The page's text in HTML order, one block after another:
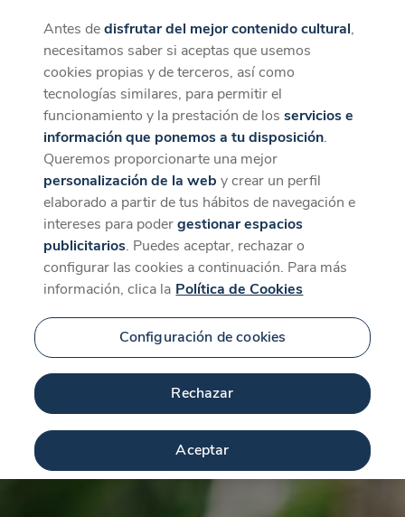
CaixaForum+
La mejor experiencia desde la App
Descargar
Antes dedisfrutar del mejor contenido cultural,
necesitamos saber si aceptas que usemos
cookies propias y de terceros, así como
tecnologías similares, para permitir el
funcionamiento y la prestación de losservicios e
información que ponemos a tu disposición.
Queremos proporcionarte una mejor
personalización de la web y crear un perfil
elaborado a partir de tus hábitos de navegación e
intereses para podergestionar espacios
publicitarios. Puedes aceptar, rechazar o
configurar las cookies a continuación. Para más
información, clica la Política de Cookies
Configuración de cookies
Rechazar
Aceptar